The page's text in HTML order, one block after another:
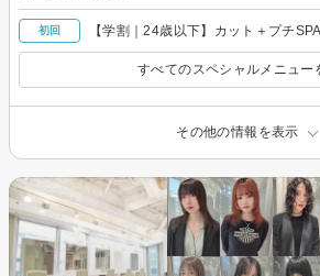
初回 【学割｜24歳以下】カット＋プチ
すべてのスペシャルメニュー
その他の情報を表示